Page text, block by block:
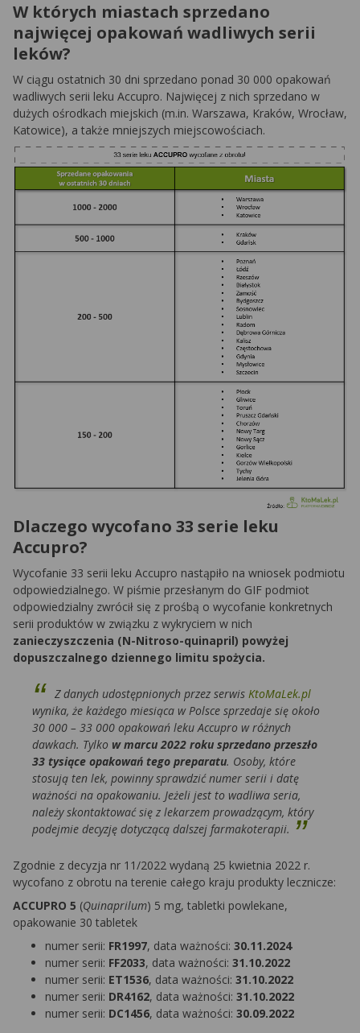
W których miastach sprzedano
najwięcej opakowań wadliwych serii
leków?
W ciągu ostatnich 30 dni sprzedano ponad 30 000 opakowań
wadliwych serii leku Accupro. Najwięcej z nich sprzedano w
dużych ośrodkach miejskich (m.in. Warszawa, Kraków, Wrocław,
Katowice), a także mniejszych miejscowościach.
Dlaczego wycofano 33 serie leku
Accupro?
Wycofanie 33 serii leku Accupro nastąpiło na wniosek podmiotu
odpowiedzialnego. W piśmie przesłanym do GIF podmiot
odpowiedzialny zwrócił się z prośbą o wycofanie konkretnych
serii produktów w związku z wykryciem w nich
zanieczyszczenia (N-Nitroso-quinapril) powyżej
dopuszczalnego dziennego limitu spożycia.
Z danych udostępnionych przez serwis KtoMaLek.pl
wynika, że każdego miesiąca w Polsce sprzedaje się około
30 000 – 33 000 opakowań leku Accupro w różnych
dawkach. Tylko w marcu 2022 roku sprzedano przeszło
33 tysiące opakowań tego preparatu. Osoby, które
stosują ten lek, powinny sprawdzić numer serii i datę
ważności na opakowaniu. Jeżeli jest to wadliwa seria,
należy skontaktować się z lekarzem prowadzącym, który
podejmie decyzję dotyczącą dalszej farmakoterapii.
Zgodnie z decyzja nr 11/2022 wydaną 25 kwietnia 2022 r.
wycofano z obrotu na terenie całego kraju produkty lecznicze:
ACCUPRO 5 (Quinaprilum) 5 mg, tabletki powlekane,
opakowanie 30 tabletek
numer serii: FR1997, data ważności: 30.11.2024
numer serii: FF2033, data ważności: 31.10.2022
numer serii: ET1536, data ważności: 31.10.2022
numer serii: DR4162, data ważności: 31.10.2022
numer serii: DC1456, data ważności: 30.09.2022